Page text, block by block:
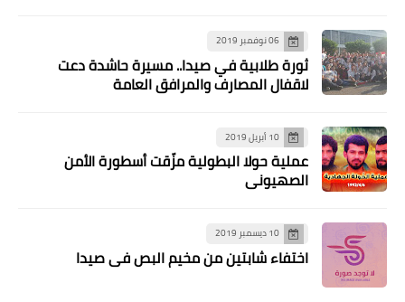
ام جهاد: الإجراءات الإدارية لاعتماد شهداء
الحرب الأخيرة انجزت
06 نوفمبر 2019
ثورة طلابية في صيدا.. مسيرة حاشدة دعت
لاقفال المصارف والمرافق العامة
10 أبريل 2019
عملية حولا البطولية مزّقت أسطورة الأمن
الصهيوني
10 ديسمبر 2019
اختفاء شابتين من مخيم البص في صيدا